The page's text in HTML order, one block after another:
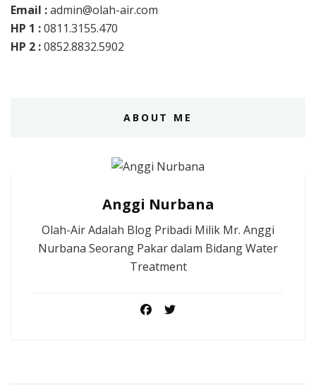
Email :admin@olah-air.com
HP 1 :0811.3155.470
HP 2 :0852.8832.5902
ABOUT ME
Anggi Nurbana
Olah-Air Adalah Blog Pribadi Milik Mr. Anggi
Nurbana Seorang Pakar dalam Bidang Water
Treatment